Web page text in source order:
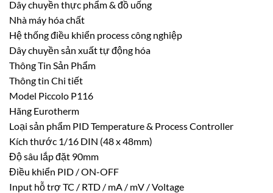
Dây chuyền thực phẩm & đồ uống
Nhà máy hóa chất
Hệ thống điều khiển process công nghiệp
Dây chuyền sản xuất tự động hóa
Thông Tin Sản Phẩm
Thông tin Chi tiết
Model Piccolo P116
Hãng Eurotherm
Loại sản phẩm PID Temperature & Process Controller
Kích thước 1/16 DIN (48 x 48mm)
Độ sâu lắp đặt 90mm
Điều khiển PID / ON-OFF
Input hỗ trợ TC / RTD / mA / mV / Voltage